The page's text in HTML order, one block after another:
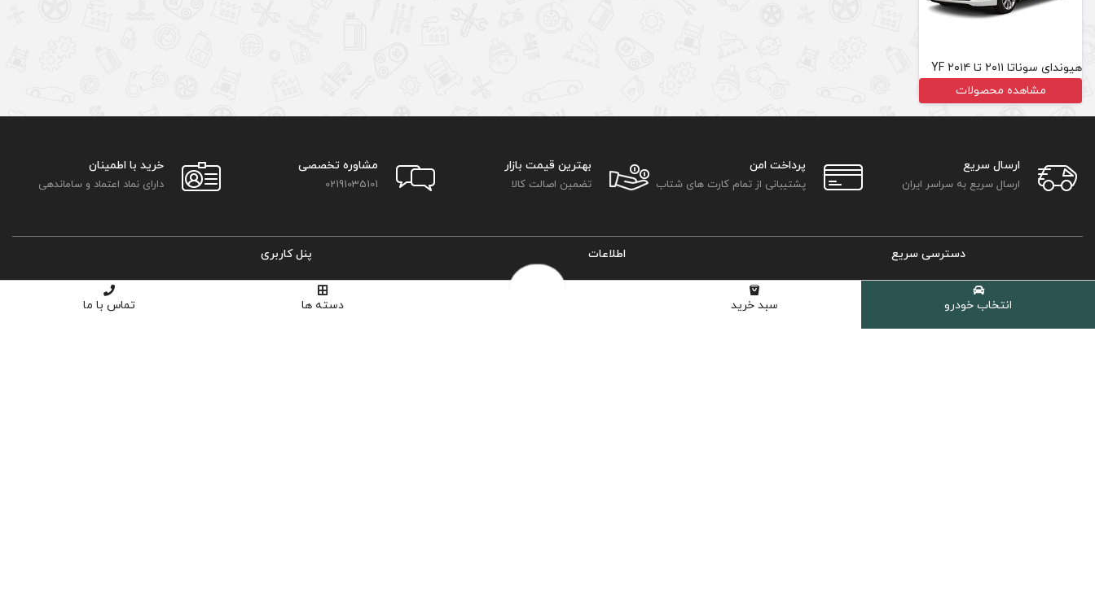
انتخاب خودرو سبد خرید دسته ها تماس با ما
هیوندای سوناتا ۲۰۱۱ تا ۲۰۱۴ YF
مشاهده محصولات
ارسال سریع
ارسال سریع به سراسر ایران
پرداخت امن
پشتیبانی از تمام کارت های شتاب
بهترین قیمت بازار
تضمین اصالت کالا
مشاوره تخصصی
02191035101
خرید با اطمینان
دارای نماد اعتماد و ساماندهی
دسترسی سریع اطلاعات پنل کاربری